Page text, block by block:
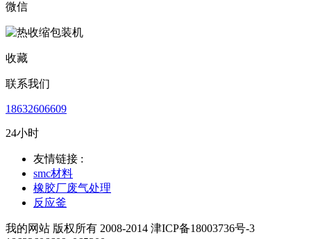
微信
收藏
联系我们
18632606609
24小时
友情链接 :
smc材料
橡胶厂废气处理
反应釜
我的网站 版权所有 2008-2014 津ICP备18003736号-3